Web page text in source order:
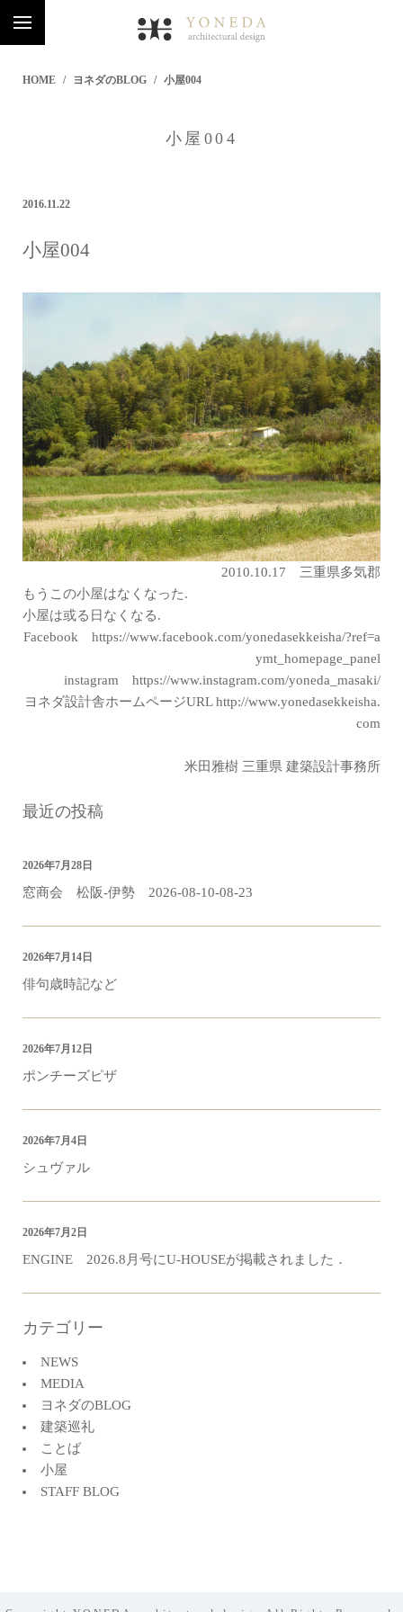
HOME ヨネダのBLOG 小屋004
小屋004
2016.11.22
小屋004
2010.10.17 三重県多気郡
もうこの小屋はなくなった.
小屋は或る日なくなる.
Facebook https://www.facebook.com/yonedasekkeisha/?ref=a
ymt_homepage_panel
instagram https://www.instagram.com/yoneda_masaki/
ヨネダ設計舎ホームページURLhttp://www.yonedasekkeisha.
com
米田雅樹 三重県 建築設計事務所
最近の投稿
窓商会 松阪-伊勢 2026-08-10-08-23
2026年7月28日
俳句歳時記など
2026年7月14日
ポンチーズピザ
2026年7月12日
シュヴァル
2026年7月4日
ENGINE 2026.8月号にU-HOUSEが掲載されました．
2026年7月2日
カテゴリー
NEWS
MEDIA
ヨネダのBLOG
建築巡礼
ことば
小屋
STAFF BLOG